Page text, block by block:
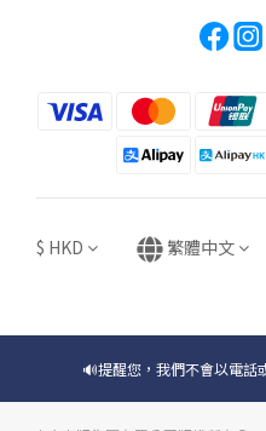
$ HKD 繁體中文
🔊提醒您，我們不會以電話